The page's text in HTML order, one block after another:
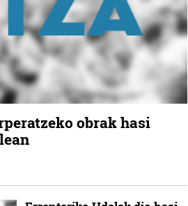
obrak hasi